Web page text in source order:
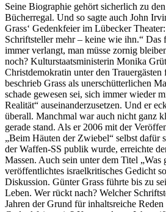
Seine Biographie gehört sicherlich zu
Bücherregal. Und so sagte auch John
Grass‘ Gedenkfeier im Lübecker
Schriftsteller mehr – keine wie ihn.“ Das
immer verlangt, man müsse zornig
noch? Kulturstaatsministerin Monika
Christdemokratin unter den
beschrieb Grass als unerschütterlichen
schade gewesen sei, sich immer wieder
Realität“ auseinanderzusetzen. Und er
überall. Manchmal war auch nicht ganz
gerade stand. Als er 2006 mit der
„Beim Häuten der Zwiebel“ selbst dafür
der Waffen-SS publik wurde, erreichte
Massen. Auch sein unter dem Titel „Was
veröffentlichtes israelkritisches Gedicht
Diskussion. Günter Grass führte bis zu
Leben. Wer rückt nach? Welcher
Jahren der Grund für inhaltsreiche Reden